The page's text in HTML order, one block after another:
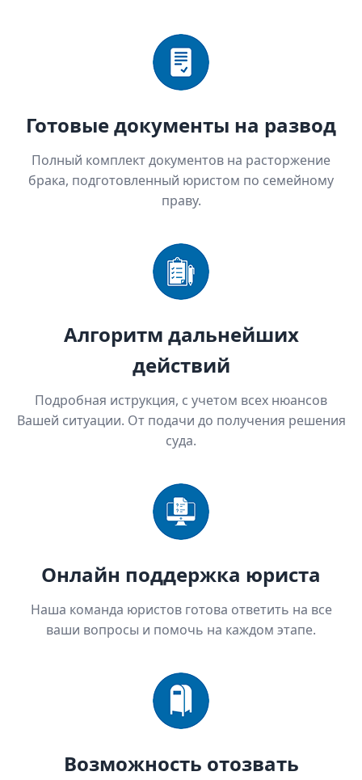
Готовые документы на развод
Полный комплект документов на расторжение
брака, подготовленный юристом по семейному
праву.
Алгоритм дальнейших
действий
Подробная иструкция, с учетом всех нюансов
Вашей ситуации. От подачи до получения решения
суда.
Онлайн поддержка юриста
Наша команда юристов готова ответить на все
ваши вопросы и помочь на каждом этапе.
Возможность отозвать